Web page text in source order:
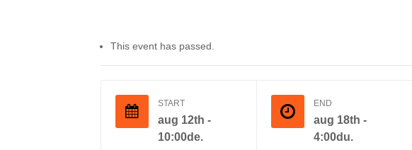
This event has passed.
START
aug 12th -
10:00de.
END
aug 18th -
4:00du.